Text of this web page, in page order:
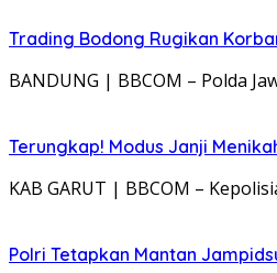
Trading Bodong Rugikan
BANDUNG | BBCOM – Polda
Terungkap! Modus Janji
KAB GARUT | BBCOM –
Polri Tetapkan Mantan